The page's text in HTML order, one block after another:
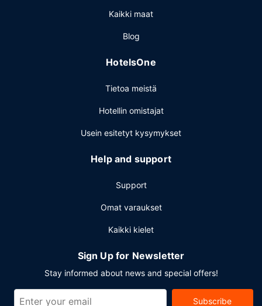
Kaikki maat
Blog
HotelsOne
Tietoa meistä
Hotellin omistajat
Usein esitetyt kysymykset
Help and support
Support
Omat varaukset
Kaikki kielet
Sign Up for Newsletter
Stay informed about news and special offers!
Subscribe